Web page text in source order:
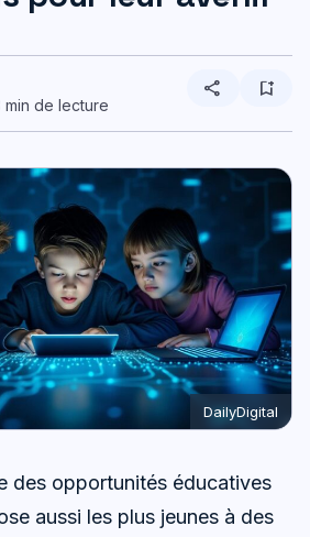
min de lecture
share bookmark_add
DailyDigital
des opportunités éducatives
aussi les plus jeunes à des